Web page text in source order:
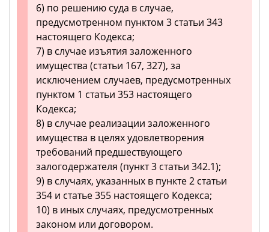
6) по решению суда в случае,
предусмотренном пунктом 3 статьи 343
настоящего Кодекса;
7) в случае изъятия заложенного
имущества (статьи 167, 327), за
исключением случаев, предусмотренных
пунктом 1 статьи 353 настоящего
Кодекса;
8) в случае реализации заложенного
имущества в целях удовлетворения
требований предшествующего
залогодержателя (пункт 3 статьи 342.1);
9) в случаях, указанных в пункте 2 статьи
354 и статье 355 настоящего Кодекса;
10) в иных случаях, предусмотренных
законом или договором.